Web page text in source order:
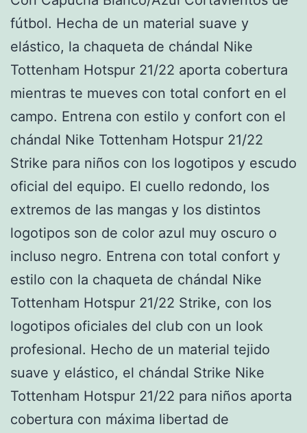
fútbol. Hecha de un material suave y
elástico, la chaqueta de chándal Nike
Tottenham Hotspur 21/22 aporta cobertura
mientras te mueves con total confort en el
campo. Entrena con estilo y confort con el
chándal Nike Tottenham Hotspur 21/22
Strike para niños con los logotipos y escudo
oficial del equipo. El cuello redondo, los
extremos de las mangas y los distintos
logotipos son de color azul muy oscuro o
incluso negro. Entrena con total confort y
estilo con la chaqueta de chándal Nike
Tottenham Hotspur 21/22 Strike, con los
logotipos oficiales del club con un look
profesional. Hecho de un material tejido
suave y elástico, el chándal Strike Nike
Tottenham Hotspur 21/22 para niños aporta
cobertura con máxima libertad de